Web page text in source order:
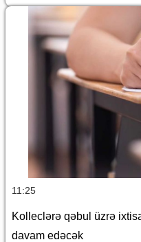
11:25
Kolleclərə qəbul üzrə
davam edəcək